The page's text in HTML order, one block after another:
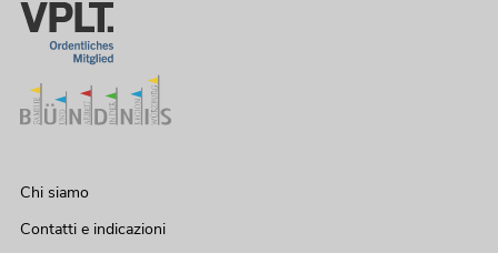
Chi siamo
Contatti e indicazioni